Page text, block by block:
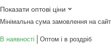
Показати оптові ціни
Мінімальна сума замовлення на
В наявності Оптом і в роздріб